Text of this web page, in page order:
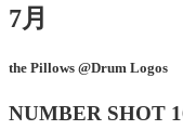
7月
the Pillows @Drum Logos
NUMBER SHOT